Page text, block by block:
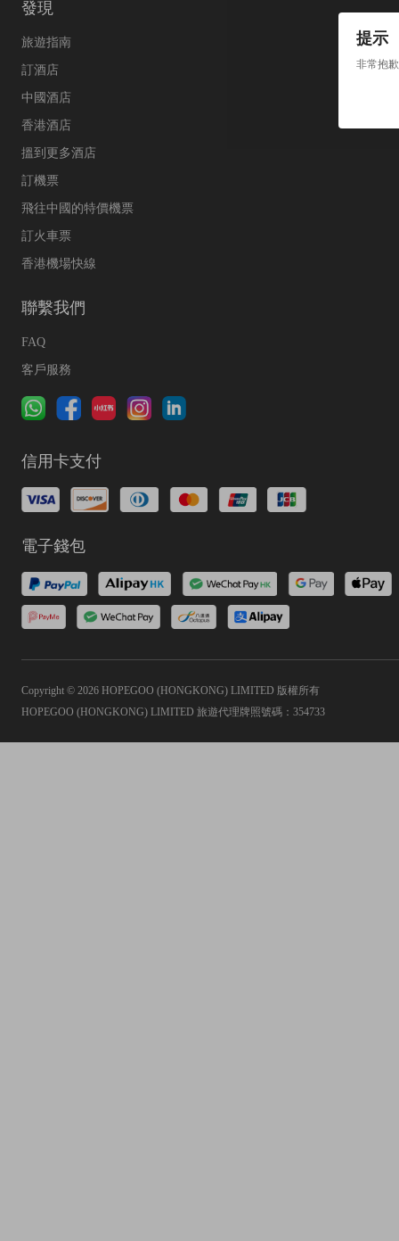
提示
非常抱
發現
旅遊指南
訂酒店
中國酒店
香港酒店
搵到更多酒店
訂機票
飛往中國的特價機票
訂火車票
香港機場快線
聯繫我們
FAQ
客戶服務
信用卡支付
電子錢包
Copyright © 2026 HOPEGOO (HONGKONG) LIMITED 版權所有
HOPEGOO (HONGKONG) LIMITED 旅遊代理牌照號碼：354733